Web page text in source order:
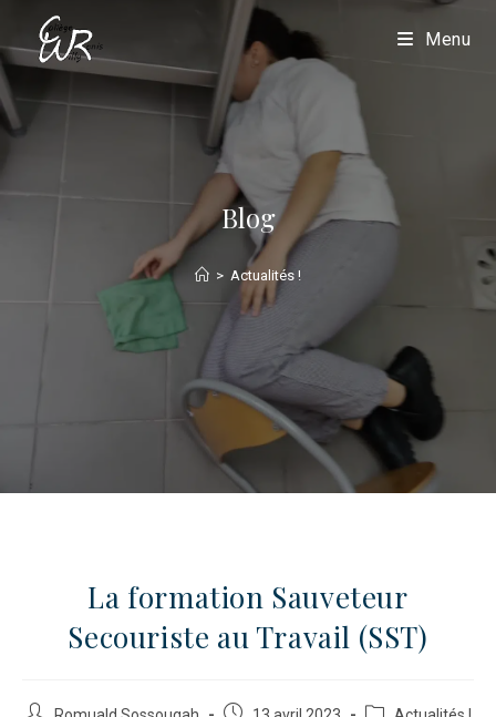
Menu
Blog
> Actualités !
La formation Sauveteur
Secouriste au Travail (SST)